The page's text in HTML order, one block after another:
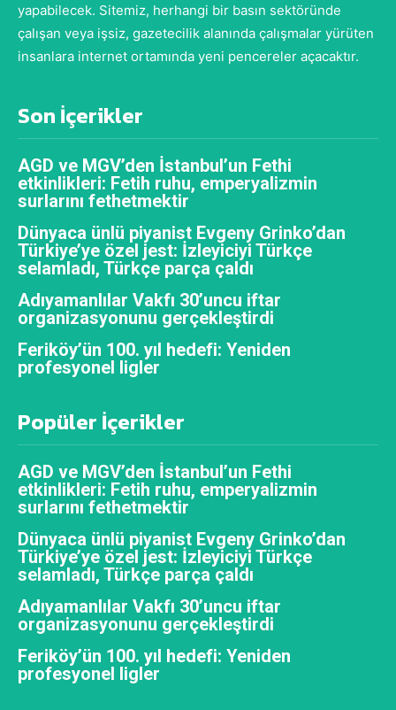
yapabilecek. Sitemiz, herhangi bir basın sektöründe
çalışan veya işsiz, gazetecilik alanında çalışmalar yürüten
insanlara internet ortamında yeni pencereler açacaktır.
Son İçerikler
AGD ve MGV’den İstanbul’un Fethi
etkinlikleri: Fetih ruhu, emperyalizmin
surlarını fethetmektir
Dünyaca ünlü piyanist Evgeny Grinko’dan
Türkiye’ye özel jest: İzleyiciyi Türkçe
selamladı, Türkçe parça çaldı
Adıyamanlılar Vakfı 30’uncu iftar
organizasyonunu gerçekleştirdi
Feriköy’ün 100. yıl hedefi: Yeniden
profesyonel ligler
Popüler İçerikler
AGD ve MGV’den İstanbul’un Fethi
etkinlikleri: Fetih ruhu, emperyalizmin
surlarını fethetmektir
Dünyaca ünlü piyanist Evgeny Grinko’dan
Türkiye’ye özel jest: İzleyiciyi Türkçe
selamladı, Türkçe parça çaldı
Adıyamanlılar Vakfı 30’uncu iftar
organizasyonunu gerçekleştirdi
Feriköy’ün 100. yıl hedefi: Yeniden
profesyonel ligler